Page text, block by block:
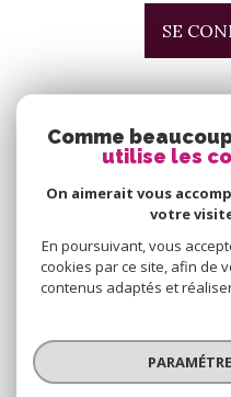
SE
Nous
© 2026 |
Nos honoraires
Comme
utilise les
On aimerait vous
votre
En poursuivant, vous
cookies par ce site, afin de
contenus adaptés et